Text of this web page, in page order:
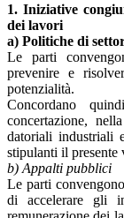
1. Iniziative
dei lavori
a) Politiche di
Le parti
prevenire e
potenzialità.
Concordano
concertazione,
datoriali industriali
stipulanti il presente
b) Appalti pubblici
Le parti
di accelerare gli